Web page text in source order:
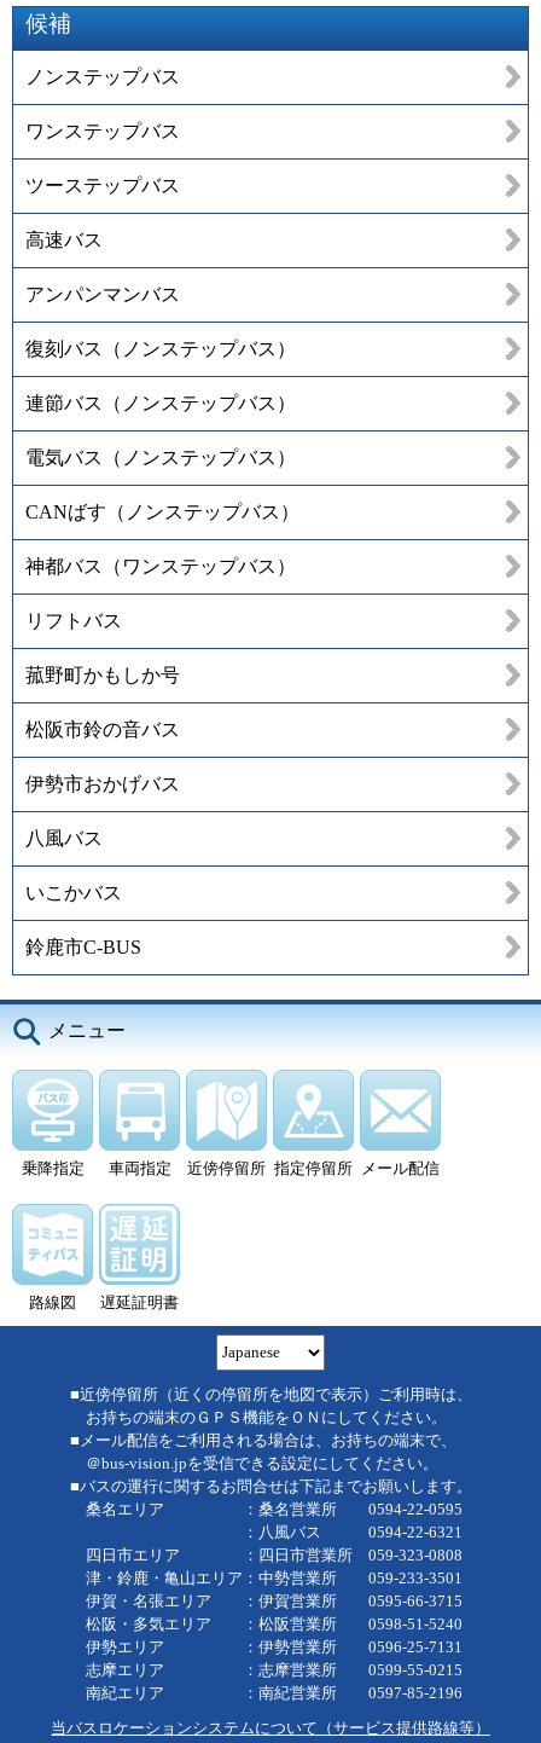
候補
ノンステップバス
ワンステップバス
ツーステップバス
高速バス
アンパンマンバス
復刻バス（ノンステップバス）
連節バス（ノンステップバス）
電気バス（ノンステップバス）
CANばす（ノンステップバス）
神都バス（ワンステップバス）
リフトバス
菰野町かもしか号
松阪市鈴の音バス
伊勢市おかげバス
八風バス
いこかバス
鈴鹿市C-BUS
メニュー
乗降指定 車両指定 近傍停留所 指定停留所 メール配信
路線図 遅延証明書
■近傍停留所（近くの停留所を地図で表示）ご利用時は、
お持ちの端末のＧＰＳ機能をＯＮにしてください。
■メール配信をご利用される場合は、お持ちの端末で、
＠bus-vision.jpを受信できる設定にしてください。
■バスの運行に関するお問合せは下記までお願いします。
桑名エリア ：桑名営業所 0594-22-0595
：八風バス 0594-22-6321
四日市エリア ：四日市営業所 059-323-0808
津・鈴鹿・亀山エリア：中勢営業所 059-233-3501
伊賀・名張エリア ：伊賀営業所 0595-66-3715
松阪・多気エリア ：松阪営業所 0598-51-5240
伊勢エリア ：伊勢営業所 0596-25-7131
志摩エリア ：志摩営業所 0599-55-0215
南紀エリア ：南紀営業所 0597-85-2196
当バスロケーションシステムについて（サービス提供路線等）